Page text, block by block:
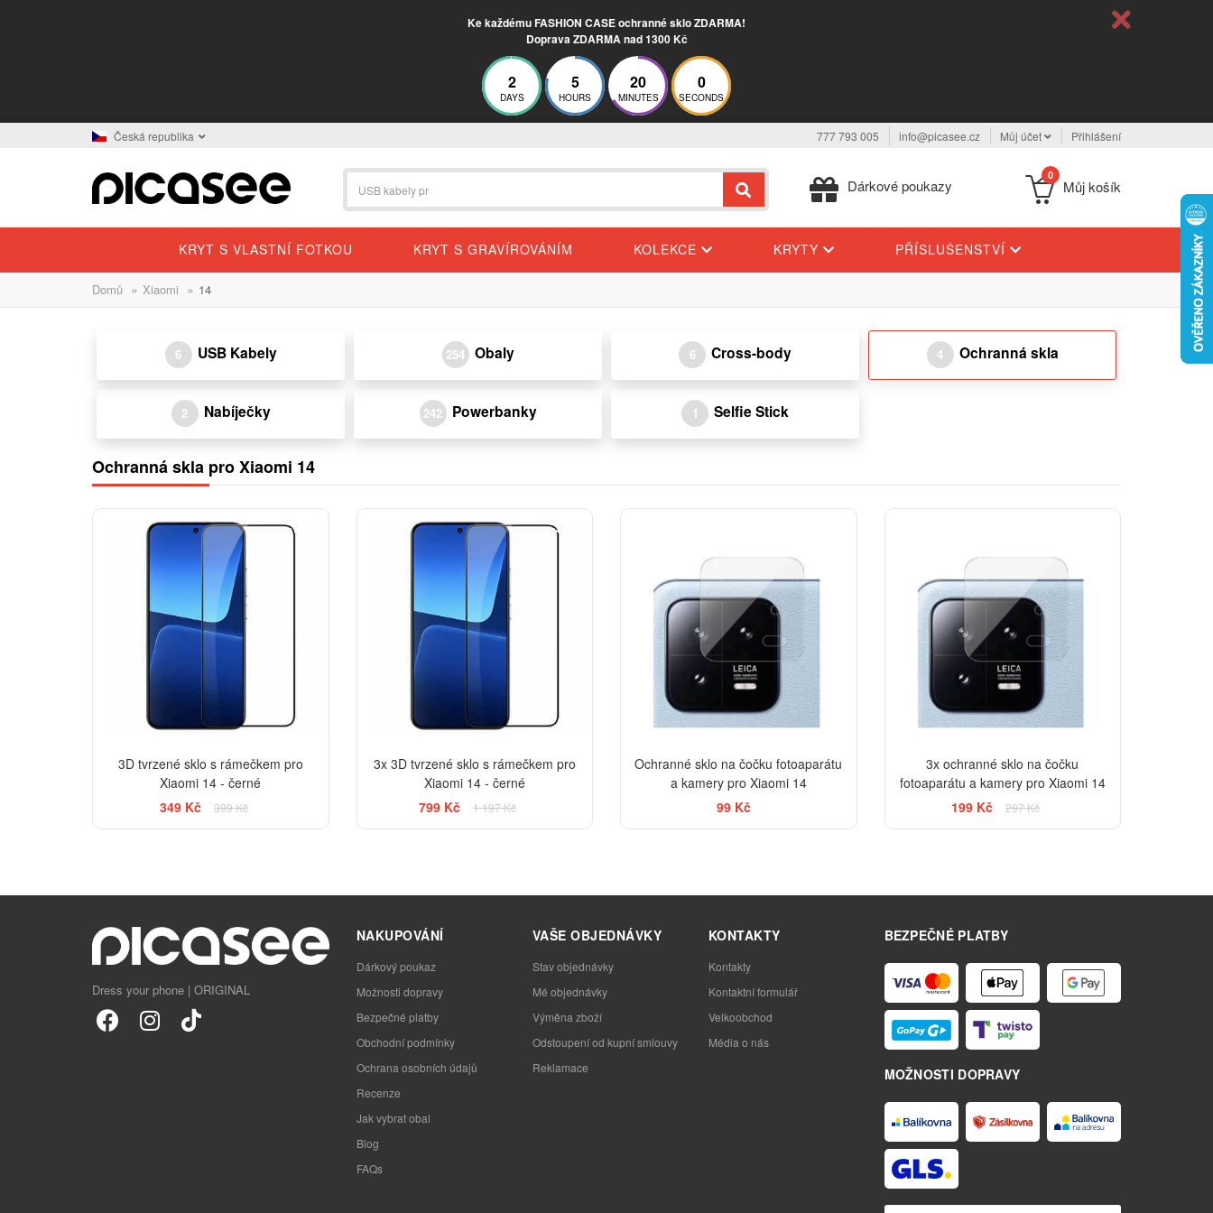
Ke každému FASHION CASE ochranné sklo ZDARMA!
Doprava ZDARMA nad 1300 Kč
2
DAYS
5
HOURS
20
MINUTES
0
SECONDS
Česká republika 777 793 005 info@picasee.cz Můj účet Přihlášení
Dárkové poukazy
0
Můj košík
KRYT S VLASTNÍ FOTKOU KRYT S GRAVÍROVÁNÍM KOLEKCE KRYTY PŘÍSLUŠENSTVÍ
Domů » Xiaomi » 14
6 USB Kabely 254 Obaly 6 Cross-body 4 Ochranná skla
2 Nabíječky 242 Powerbanky 1 Selfie Stick
Ochranná skla pro Xiaomi 14
-13%
3D tvrzené sklo s rámečkem pro
Xiaomi 14 - černé
349 Kč
399 Kč
-33%
3x 3D tvrzené sklo s rámečkem pro
Xiaomi 14 - černé
799 Kč
1 197 Kč
Ochranné sklo na čočku fotoaparátu
a kamery pro Xiaomi 14
99 Kč
3x ochranné sklo na čočku
fotoaparátu a kamery pro Xiaomi 14
199 Kč
297 Kč
Dress your phone | ORIGINAL
BEZPEČNÉ PLATBY
MOŽNOSTI DOPRAVY
NAKUPOVÁNÍ
Dárkový poukaz
Možnosti dopravy
Bezpečné platby
Obchodní podmínky
Ochrana osobních údajů
Recenze
Jak vybrat obal
Blog
FAQs
VAŠE OBJEDNÁVKY
Stav objednávky
Mé objednávky
Výměna zboží
Odstoupení od kupní smlouvy
Reklamace
KONTAKTY
Kontakty
Kontaktní formulář
Velkoobchod
Média o nás